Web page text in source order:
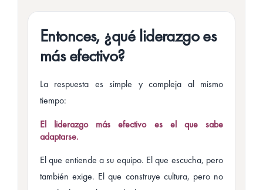
Entonces, ¿qué liderazgo es
más efectivo?
La respuesta es simple y compleja al mismo
tiempo:
El liderazgo más efectivo es el que sabe
adaptarse.
El que entiende a su equipo. El que escucha, pero
también exige. El que construye cultura, pero no